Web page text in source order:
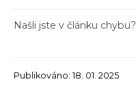
Našli jste v článku chybu?
Publikováno: 18. 01. 2025